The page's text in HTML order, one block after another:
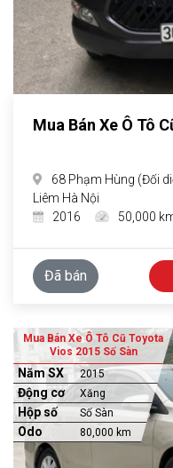
Mua Bán Xe Ô Tô
68 Phạm Hùng (Đối
Liêm Hà Nội
2016
50,000
Đã bán
Mua Bán Xe Ô Tô Cũ Toyota
Vios 2015 Số Sàn
Năm SX 2015
Động cơ Xăng
Hộp số Số Sàn
Odo 80,000 km